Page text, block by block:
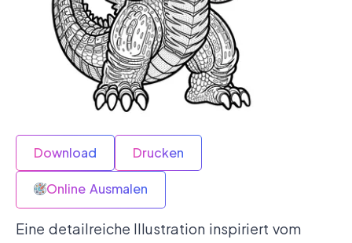
Download Drucken
Online Ausmalen
Eine detailreiche Illustration inspiriert vom